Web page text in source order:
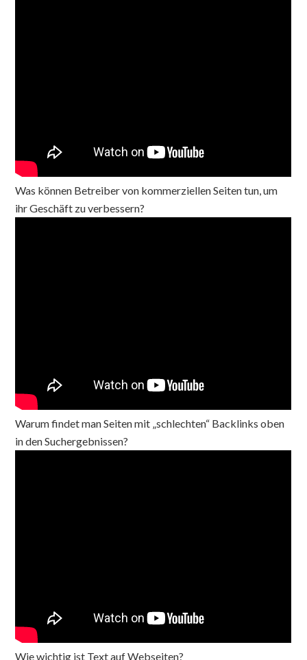
Was können Betreiber von kommerziellen Seiten tun, um
ihr Geschäft zu verbessern?
Warum findet man Seiten mit „schlechten“ Backlinks oben
in den Suchergebnissen?
Wie wichtig ist Text auf Webseiten?